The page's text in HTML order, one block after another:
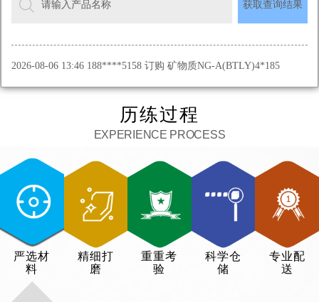
请输入产品名称 获取查询结果
2026-08-06 13:46 188****5158 订购 矿物质NG-A(BTLY)4*185
2026-08-06 13:44 139****7575 订购高压 8.7/15KV YJV22 3*70 850
米
2026-08-06 13:43 139****5757 订购高压 8.7/15KV YJV22 3*300
500米
2026-08-06 16:52 139****7888 35KV ZRYJV22 3*300 500米
2026-08-06 13:49 189****0888 订购高压铝合金电缆
2026-08-06 13:47 138****9988 订购金属护套矿物质绝缘防火电缆
YTTW
历练过程
EXPERIENCE PROCESS
严选材
料
精细打
磨
重重考
验
科学仓
储
专业配
送